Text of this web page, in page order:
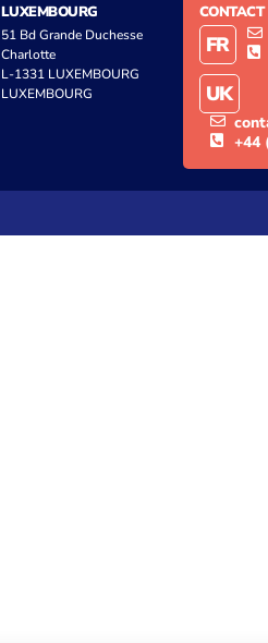
LUXEMBOURG
51 Bd Grande Duchesse
Charlotte
L-1331 LUXEMBOURG
LUXEMBOURG
CONTACT
FR
UK
+44